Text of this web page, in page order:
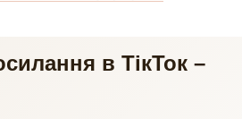
в ТікТок –